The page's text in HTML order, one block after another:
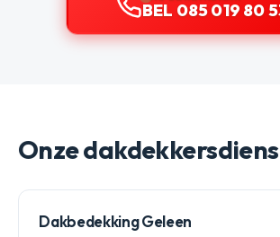
BEL 085 019 80
Onze
Dakbedekking Geleen